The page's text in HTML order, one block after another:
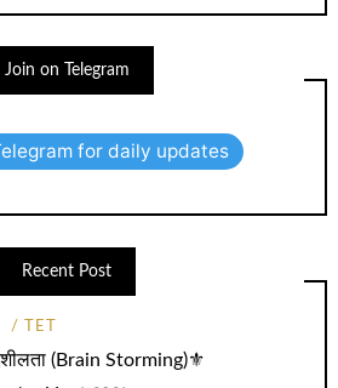
Join on Telegram
for daily updates
Recent Post
TET
(Brain Storming)⚜️